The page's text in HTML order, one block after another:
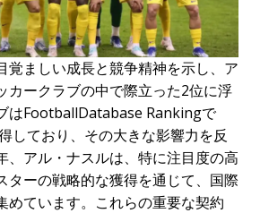
覚ましい成長と競争精神を示し、ア
カークラブの中で際立った2位に浮
はFootballDatabase Rankingで
しており、その大きな影響力を反
、アル・ナスルは、特に注目度の高
ターの戦略的な獲得を通じて、国際
めています。これらの重要な契約